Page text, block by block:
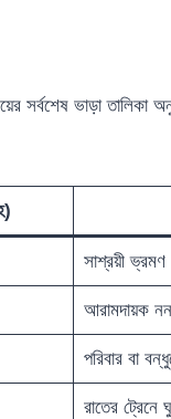
সর্বশেষ ভাড়া
সাশ্রয়ী ভ্রমণ
আরামদায়ক
পরিবার বা
রাতের ট্রেনে